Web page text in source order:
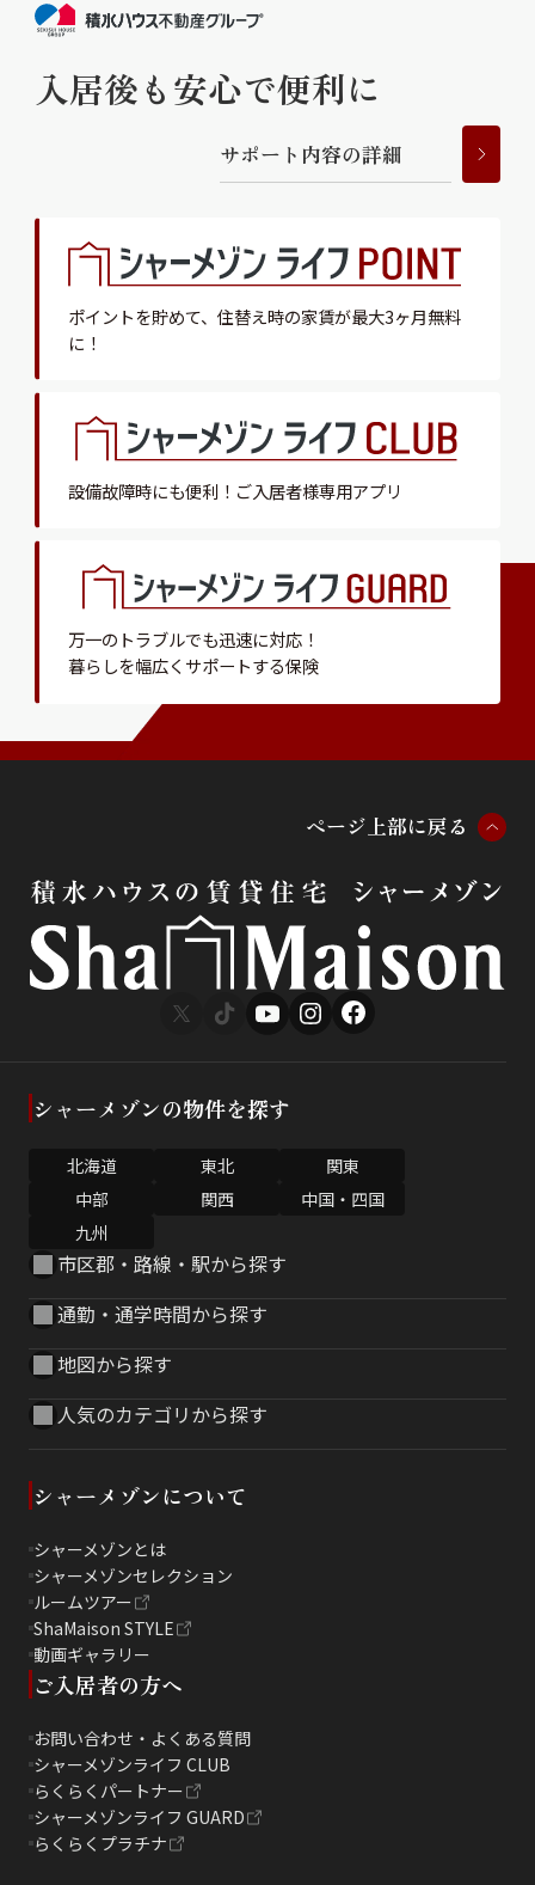
入居後も安心で便利に
サポー ト 内容の詳細
ポイントを貯めて、 住替え時の家賃が最大3ヶ月無料
に！
設備故障時にも便利！ ご入居者様専用アプリ
万一のトラブルでも迅速に対応！
暮らしを幅広くサポートする保険
ページ 上部に戻る
シャーメゾンの物件を探す
北海道 東北
関東
中部
関西
中国・四国
九州
市区郡・路線・駅から探す
通勤・通学時間から探す
地図から探す
人気のカテゴリから探す
シャーメゾンについて
シャーメゾンとは
シャーメゾンセレクション
ルームツアー
ShaMaison STYLE
動画ギャラリー
ご入居者の方へ
お問い合わせ・よくある質問
シャーメゾンライフ CLUB
らくらくパートナー
シャーメゾンライフ GUARD
らくらくプラチナ